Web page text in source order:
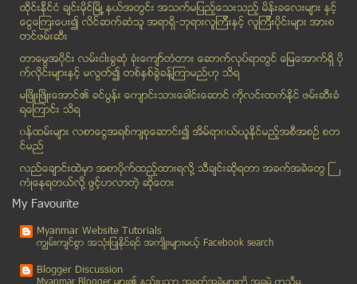
ဘက္လုုိက္ျခင္း {သို႕} အဂတိ (၄)မ်ိဳး
ဆီးဂိမ္းစ္ၿပိဳင္ပြဲက်င္းပမည့္ ရန္ကုန္ၿမိဳ႕တြင္း ၅ ...
အစာအိမ္အနာေၾကာင့္ဗိုက္ေအာင့္ေနသလား?
Galaxy Grand 2 ကို Samsung မိတ္ဆက္
မ.ထ.သ ယာဥ္လုိင္းမ်ား ကားမ်ားတြင္ GPS စနစ္တပ္ဆင္ရန္...
Gems of English Conversation
မႏၲေလးတြင္ ယာဥ္ေၾကာပိတ္ဆုိ႔မႈျဖစ္ေစသည့္အခ်က္မ်ား ဂ...
လက္ရွိတရုတ္ အစိုးရကို ဦးသန္းေရႊ ျပစ္တင္ေဝဖန္လိုက္...
တကၠသိုလ္ေနာက္ဆံူးနွစ္စာေမးပြဲေျဖခါနီးမွ ပုဒ္မ(၁၈)န...
ဖယ္ဒရယ္ တပ္မေတာ္မူဝါဒ ေဒၚေအာင္ဆန္းစုၾကည္ေထာက္ခံ
ထိုင္းနို္င္ငံ ခ်င္းမိုင္ျမိဳ ့နယ္အတြင္း အသက္မျပည့္ေသးသည့္ မိန္းခေလးမ်ား နွင့္
ေငြေၾကးေပး၍ လိင္ဆက္ဆံသူ အရာရွိ-ဘုရားလူၾကီးနွင့္ လူၾကီးပိုင္းမ်ား အားစ
တင္ဖမ္းဆီး
တာေမြအ၀ိုင္း လမ္းငါးခြဆံု ခံုးေက်ာ္တံတား ေဆာက္လုပ္ရာတြင္ ေျမေအာက္ရွိ ပို
က္လိုင္းမ်ားႏွင့္ မလြတ္၍ တစ္ႏွစ္ခြဲခန္႔ၾကာမည္ဟု သိရ
မၿဖိဳးၿဖိဳးေအာင္၏ ခင္ပြန္း ေက်ာင္းသားေခါင္းေဆာင္ ကိုလင္းထက္ႏိုင္ ဖမ္းဆီးခံ
ရေၾကာင္း သိရ
၀န္ထမ္းမ်ား လစာေငြအရစ္က်စုေဆာင္း၍ အိမ္ရာ၀ယ္ယူႏုိင္မည့္အစီအစဥ္ စတ
င္မည္
လည္ေခ်ာင္းထဲမွာ အစာပိုက္ထည့္ထားရလုိ႔ သီခ်င္းဆုိရတာ အခက္အခဲေတြ ႀ
ကံဳေနရတယ္လို႔ ဖြင့္ဟလာတဲ့ ဆုိေတး
My Favourite
Myanmar Website Tutorials
ကၽြမ္းက်င္စြာ အသုံးျပဳႏုိင္ရင္ အက်ိဳးမ်ားမယ့္ Facebook search
Blogger Discussion